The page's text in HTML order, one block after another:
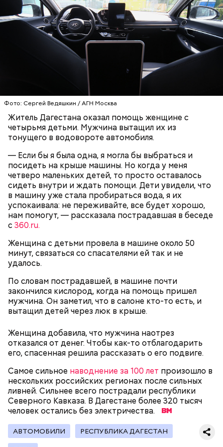
Фото: Сергей Ведяшкин / АГН Москва
Житель Дагестана оказал помощь женщине с
четырьмя детьми. Мужчина вытащил их из
тонущего в водовороте автомобиля.
— Если бы я была одна, я могла бы выбраться и
посидеть на крыше машины. Но когда у меня
четверо маленьких детей, то просто оставалось
сидеть внутри и ждать помощи. Дети увидели, что
в машину уже стала пробираться вода, я их
успокаивала: не переживайте, все будет хорошо,
нам помогут, — рассказала пострадавшая в беседе
с 360.ru.
Женщина с детьми провела в машине около 50
минут, связаться со спасателями ей так и не
удалось.
По словам пострадавшей, в машине почти
закончился кислород, когда на помощь пришел
мужчина. Он заметил, что в салоне кто-то есть, и
вытащил детей через люк в крыше.
Женщина добавила, что мужчина наотрез
отказался от денег. Чтобы как-то отблагодарить
его, спасенная решила рассказать о его подвиге.
Самое сильное наводнение за 100 лет произошло в
нескольких российских регионах после сильных
ливней. Сильнее всего пострадали республики
Северного Кавказа. В Дагестане более 320 тысяч
человек остались без электричества.
АВТОМОБИЛИ РЕСПУБЛИКА ДАГЕСТАН
— Гасанов, являясь индивидуальным
предпринимателем, осуществлял
предпринимательскую деятельность в области
продажи и размещения рекламы в социальных
сетях. С целью сокрытия своих доходов часть
покупателей различных мотивационных курсов и
прогнозов ставок на спорт Гасанов получал на
Родственники обналичивали деньги и возвращали
их Гасанову. А чтобы пользоваться деньгами и не
вызвать подозрений у налоговой, Гасанов либо
распределял их между еще несколькими счетами,
либопокупал на них квартиры.
Блогеру грозило до семи лет лишения свободы.
Следующим подопытным стал друг детства
Миссюры Константин. 3 февраля того же года,
подозреваемый угостил приятеля морсом с
этиленгликолем. Через два дня Константин умер в
больнице.
— Мы съездили за витаминами, вернулись обратно,
поднялись домой. У него ухудшилось самочувствие
через сутки... Его увезли в больницу,
реанимировали, и там он скончался, — рассказывал
Миссюра на допросе.
Play
Видео: пресс-служба ГСУ СК по Московской области
заявил, что ничего не подсыпал в морс и утверждал,
что яд могли добавить в бутылкунекие
недоброжелатели.